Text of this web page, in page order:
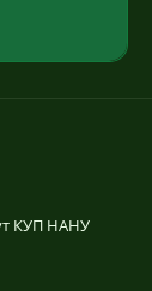
КУП НАНУ